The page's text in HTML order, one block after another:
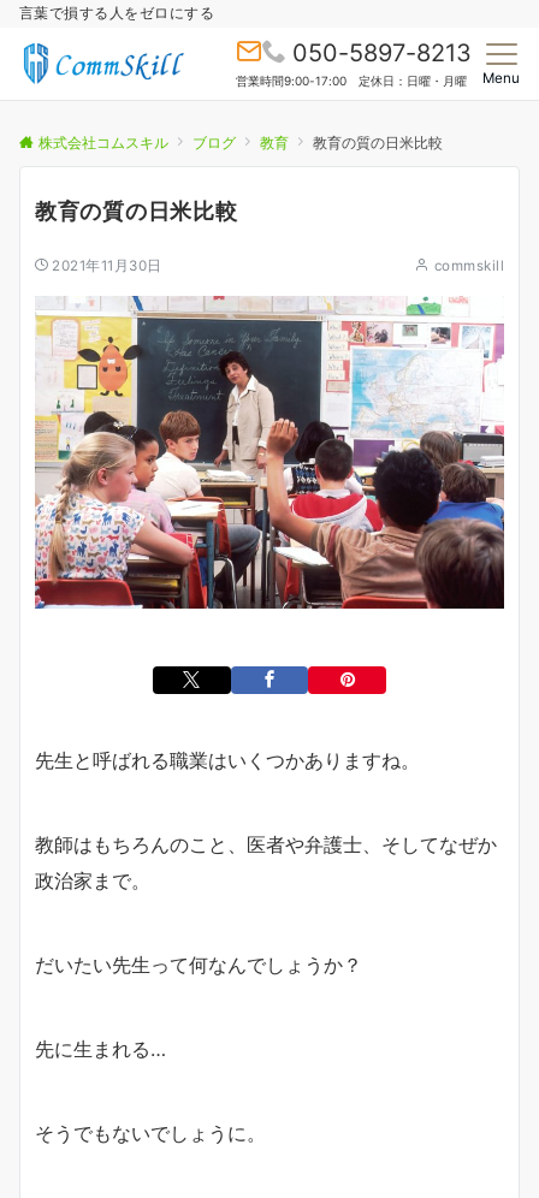
言葉で損する人をゼロにする
050-5897-8213
営業時間9:00-17:00 定休日：日曜・月曜 Menu
株式会社コムスキル ブログ 教育 教育の質の日米比較
教育の質の日米比較
2021年11月30日 commskill
先生と呼ばれる職業はいくつかありますね。
教師はもちろんのこと、医者や弁護士、そしてなぜか
政治家まで。
だいたい先生って何なんでしょうか？
先に生まれる…
そうでもないでしょうに。